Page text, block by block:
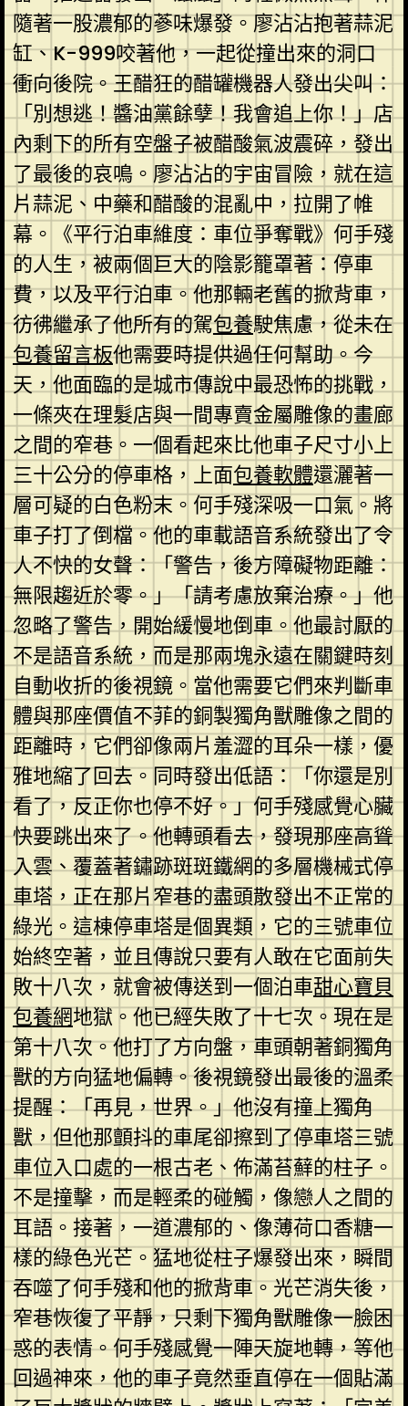
隨著一股濃郁的蔘味爆發。廖沾沾抱著蒜泥
缸、K-999咬著他，一起從撞出來的洞口
衝向後院。王醋狂的醋罐機器人發出尖叫：
「別想逃！醬油黨餘孽！我會追上你！」店
內剩下的所有空盤子被醋酸氣波震碎，發出
了最後的哀鳴。廖沾沾的宇宙冒險，就在這
片蒜泥、中藥和醋酸的混亂中，拉開了帷
幕。《平行泊車維度：車位爭奪戰》何手殘
的人生，被兩個巨大的陰影籠罩著：停車
費，以及平行泊車。他那輛老舊的掀背車，
彷彿繼承了他所有的駕包養駛焦慮，從未在
包養留言板他需要時提供過任何幫助。今
天，他面臨的是城市傳說中最恐怖的挑戰，
一條夾在理髮店與一間專賣金屬雕像的畫廊
之間的窄巷。一個看起來比他車子尺寸小上
三十公分的停車格，上面包養軟體還灑著一
層可疑的白色粉末。何手殘深吸一口氣。將
車子打了倒檔。他的車載語音系統發出了令
人不快的女聲：「警告，後方障礙物距離：
無限趨近於零。」「請考慮放棄治療。」他
忽略了警告，開始緩慢地倒車。他最討厭的
不是語音系統，而是那兩塊永遠在關鍵時刻
自動收折的後視鏡。當他需要它們來判斷車
體與那座價值不菲的銅製獨角獸雕像之間的
距離時，它們卻像兩片羞澀的耳朵一樣，優
雅地縮了回去。同時發出低語：「你還是別
看了，反正你也停不好。」何手殘感覺心臟
快要跳出來了。他轉頭看去，發現那座高聳
入雲、覆蓋著鏽跡斑斑鐵網的多層機械式停
車塔，正在那片窄巷的盡頭散發出不正常的
綠光。這棟停車塔是個異類，它的三號車位
始終空著，並且傳說只要有人敢在它面前失
敗十八次，就會被傳送到一個泊車甜心寶貝
包養網地獄。他已經失敗了十七次。現在是
第十八次。他打了方向盤，車頭朝著銅獨角
獸的方向猛地偏轉。後視鏡發出最後的溫柔
提醒：「再見，世界。」他沒有撞上獨角
獸，但他那顫抖的車尾卻擦到了停車塔三號
車位入口處的一根古老、佈滿苔蘚的柱子。
不是撞擊，而是輕柔的碰觸，像戀人之間的
耳語。接著，一道濃郁的、像薄荷口香糖一
樣的綠色光芒。猛地從柱子爆發出來，瞬間
吞噬了何手殘和他的掀背車。光芒消失後，
窄巷恢復了平靜，只剩下獨角獸雕像一臉困
惑的表情。何手殘感覺一陣天旋地轉，等他
回過神來，他的車子竟然垂直停在一個貼滿